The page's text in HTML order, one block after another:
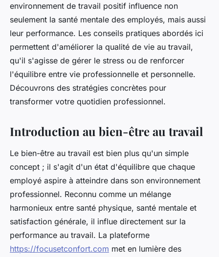
environnement de travail positif influence non
seulement la santé mentale des employés, mais aussi
leur performance. Les conseils pratiques abordés ici
permettent d'améliorer la qualité de vie au travail,
qu'il s'agisse de gérer le stress ou de renforcer
l'équilibre entre vie professionnelle et personnelle.
Découvrons des stratégies concrètes pour
transformer votre quotidien professionnel.
Introduction au bien-être au travail
Le bien-être au travail est bien plus qu'un simple
concept ; il s'agit d'un état d'équilibre que chaque
employé aspire à atteindre dans son environnement
professionnel. Reconnu comme un mélange
harmonieux entre santé physique, santé mentale et
satisfaction générale, il influe directement sur la
performance au travail. La plateforme
https://focusetconfort.com met en lumière des